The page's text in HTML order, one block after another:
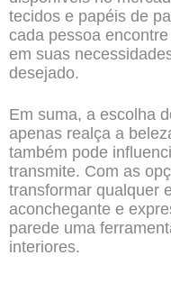
tecidos e papéis de
cada pessoa
em suas
desejado.
Em suma, a escolha
apenas realça a
também pode
transmite. Com as
transformar qualquer
aconchegante e
parede uma
interiores.